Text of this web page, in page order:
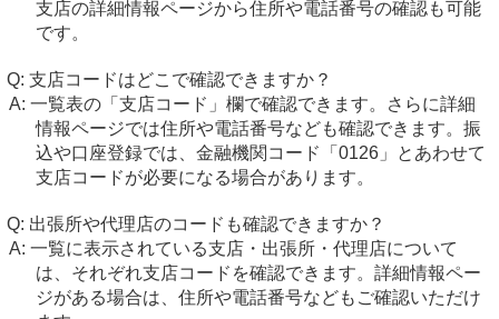
支店の詳細情報ページから住所や電話番号の確認も可能
です。
支店コードはどこで確認できますか？
一覧表の「支店コード」欄で確認できます。さらに詳細
情報ページでは住所や電話番号なども確認できます。振
込や口座登録では、金融機関コード「0126」とあわせて
支店コードが必要になる場合があります。
出張所や代理店のコードも確認できますか？
一覧に表示されている支店・出張所・代理店について
は、それぞれ支店コードを確認できます。詳細情報ペー
ジがある場合は、住所や電話番号などもご確認いただけ